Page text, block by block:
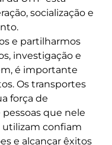
socialização e
e partilharmos
investigação e
é importante
Os transportes
força de
que nele
utilizam confiam
e alcançar êxitos